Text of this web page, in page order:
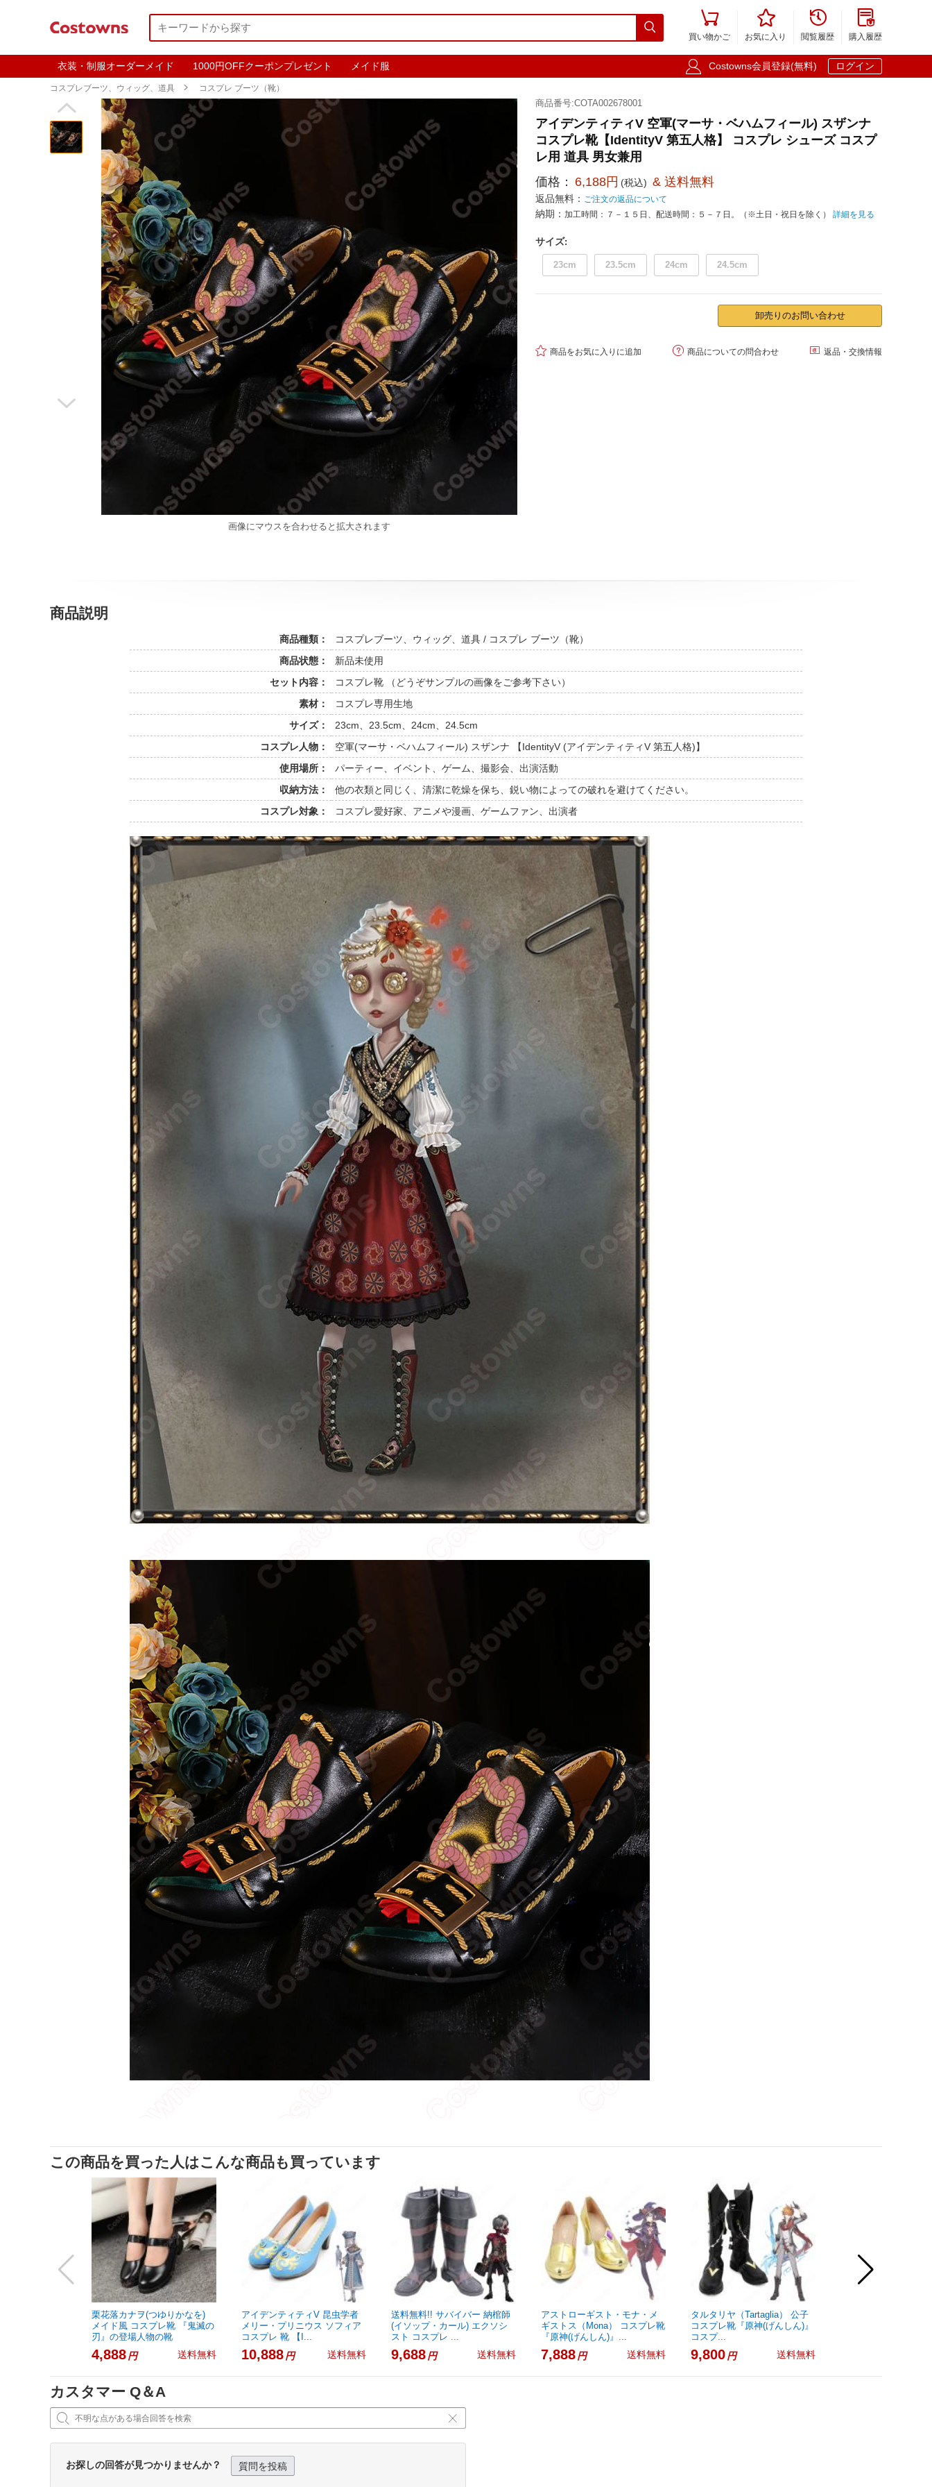


買い物かご

お気に入り

閲覧履歴

購入履歴
衣装・制服オーダーメイド 1000円OFFクーポンプレゼント メイド服  Costowns会員登録(無料) ログイン
コスプレブーツ、ウィッグ、道具  コスプレ ブーツ（靴）


画像にマウスを合わせると拡大されます
商品番号:COTA002678001
アイデンティティV 空軍(マーサ・ベハムフィール) スザンナ
コスプレ靴【IdentityV 第五人格】 コスプレ シューズ コスプ
レ用 道具 男女兼用
価格： 6,188円 (税込) & 送料無料
返品無料： ご注文の返品について
納期： 加工時間：７－１５日、配送時間：５－７日。（※土日・祝日を除く） 詳細を見る
サイズ:
23cm 23.5cm 24cm 24.5cm
卸売りのお問い合わせ
 商品をお気に入りに追加  商品についての問合わせ  返品・交換情報
商品説明
商品種類：
コスプレブーツ、ウィッグ、道具 / コスプレ ブーツ（靴）
商品状態：
新品未使用
セット内容：
コスプレ靴 （どうぞサンプルの画像をご参考下さい）
素材：
コスプレ専用生地
サイズ：
23cm、23.5cm、24cm、24.5cm
コスプレ人物：
空軍(マーサ・ベハムフィール) スザンナ 【IdentityV (アイデンティティV 第五人格)】
使用場所：
パーティー、イベント、ゲーム、撮影会、出演活動
収納方法：
他の衣類と同じく、清潔に乾燥を保ち、鋭い物によっての破れを避けてください。
コスプレ対象：
コスプレ愛好家、アニメや漫画、ゲームファン、出演者
この商品を買った人はこんな商品も買っています
栗花落カナヲ(つゆりかなを)
メイド風 コスプレ靴 『鬼滅の
刃』の登場人物の靴
4,888円 送料無料
アイデンティティV 昆虫学者
メリー・プリニウス ソフィア
コスプレ 靴 【I...
10,888円 送料無料
送料無料!! サバイバー 納棺師
(イソップ・カール) エクソシ
スト コスプレ ...
9,688円 送料無料
アストローギスト・モナ・メ
ギストス（Mona） コスプレ靴
『原神(げんしん)』...
7,888円 送料無料
タルタリヤ（Tartaglia） 公子
コスプレ靴『原神(げんしん)』
コスプ...
9,800円 送料無料
カスタマー Q＆A
 
お探しの回答が見つかりませんか？ 質問を投稿